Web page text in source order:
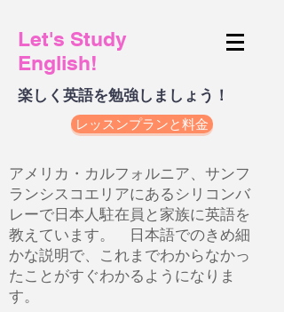
Let's Study
English!
楽しく英語を勉強しましょう！
レッスンプランと料金
アメリカ・カルフォルニア、サンフ
ランシスコエリアにあるシリコンバ
レーで日本人駐在員と家族に英語を
教えています。 日本語でのきめ細
かな説明で、これまでわからなかっ
たことがすぐわかるようになりま
す。